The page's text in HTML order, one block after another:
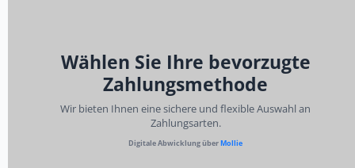
Wählen Sie Ihre bevorzugte
Zahlungsmethode
Wir bieten Ihnen eine sichere und flexible Auswahl an
Zahlungsarten.
Digitale Abwicklung überMollie